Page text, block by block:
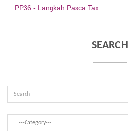
PP36 - Langkah Pasca Tax ...
SEARCH